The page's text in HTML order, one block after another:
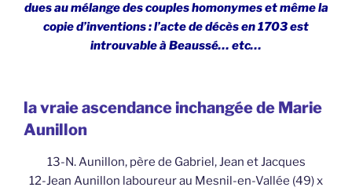
dues au mélange des couples homonymes et même la
copie d’inventions : l’acte de décès en 1703 est
introuvable à Beaussé… etc…
la vraie ascendance inchangée de Marie
Aunillon
13-N. Aunillon, père de Gabriel, Jean et Jacques
12-Jean Aunillon laboureur au Mesnil-en-Vallée (49) x